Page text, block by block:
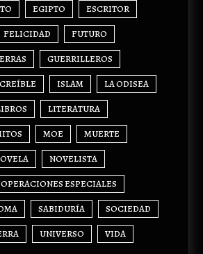
EGIPTO ESCRITOR
FELICIDAD FUTURO
GUERRILLEROS
ISLAM LA ODISEA
LITERATURA
MOE MUERTE
NOVELISTA
OPERACIONES ESPECIALES
SABIDURÍA SOCIEDAD
UNIVERSO VIDA